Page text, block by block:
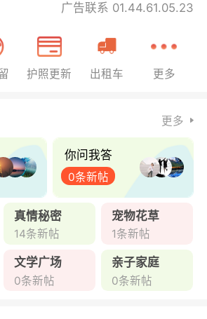
广告联系 01.44.61.05.23
护照更新 出租车 更多
更多
你问我答
0条新帖
真情秘密
14条新帖
宠物花草
1条新帖
文学广场
0条新帖
亲子家庭
0条新帖